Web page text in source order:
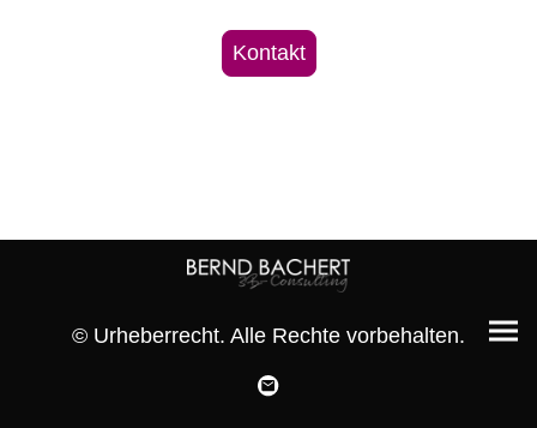
Kontakt
© Urheberrecht. Alle Rechte vorbehalten.